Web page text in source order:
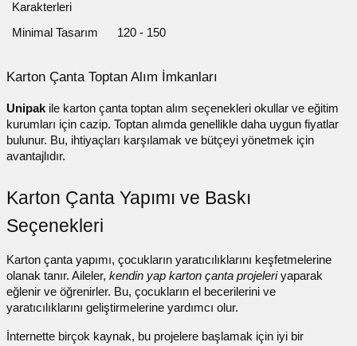
Karakterleri
Minimal Tasarım 120 - 150
Karton Çanta Toptan Alım İmkanları
Unipak ile karton çanta toptan alım seçenekleri okullar ve eğitim
kurumları için cazip. Toptan alımda genellikle daha uygun fiyatlar
bulunur. Bu, ihtiyaçları karşılamak ve bütçeyi yönetmek için
avantajlıdır.
Karton Çanta Yapımı ve Baskı
Seçenekleri
Karton çanta yapımı, çocukların yaratıcılıklarını keşfetmelerine
olanak tanır. Aileler, kendin yap karton çanta projeleriyaparak
eğlenir ve öğrenirler. Bu, çocukların el becerilerini ve
yaratıcılıklarını geliştirmelerine yardımcı olur.
İnternette birçok kaynak, bu projelere başlamak için iyi bir